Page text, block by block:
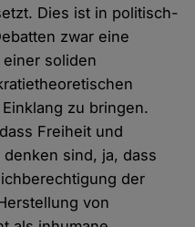
Dies ist in politisch-
zwar eine
soliden
zu bringen.
Freiheit und
sind, ja, dass
der
von